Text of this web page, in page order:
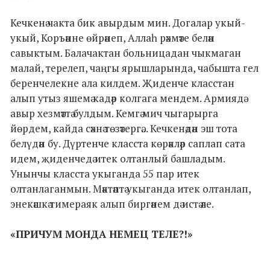
Кечкенә чакта бик авырдым мин. Догалар укый-
укый, Коръәнне өйрәнеп, Аллаһ рәхмәте белән
савыктым. Балачактан больницадан чыкмаган
малай, терелеп, чаңгы ярышларында, чабышта гел
беренчелекне ала килдем. Җиденче класстан
алып утыз яшемә кадәр колгага мендем. Армиядә
авыр хезмәттә булдым. Кемгә мич чыгарырга
йөрдем, кайда сәхнә төзәтергә... Кечкенәдән эш тота
белүдән бу. Дүртенче класста көрәкләр саплап сата
идем, җиденчедә итек олтанлый башладым.
Унынчы класста укыганда 55 пар итек
олтанлаганмын. Мәктәптә укыганда итек олтанлап,
энекәшкә тимераяк алып биргәнем дә истә әле.
«ПРИЧУМ МОНДА НЕМЕЦ ТЕЛЕ?!»